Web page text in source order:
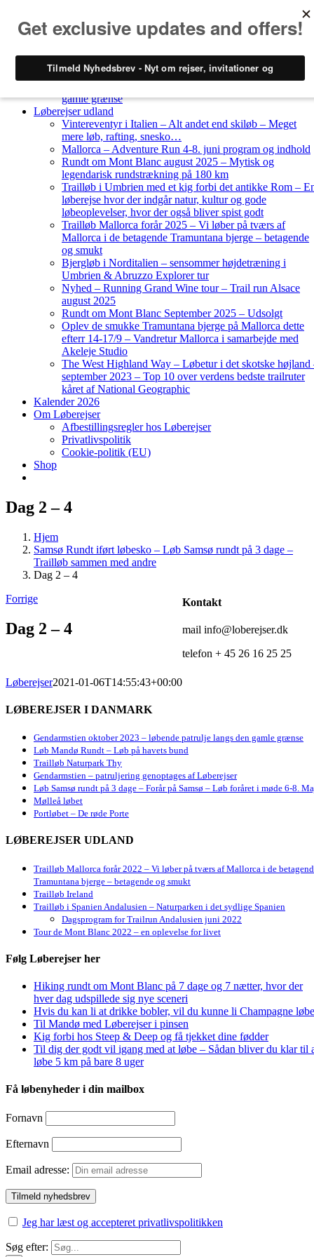
Løberejser Danmark
gamle grænse
Løberejser udland
Vintereventyr i Italien – Alt andet end skiløb – Meget
mere løb, rafting, snesko…
Mallorca – Adventure Run 4-8. juni program og indhold
Rundt om Mont Blanc august 2025 – Mytisk og
legendarisk rundstrækning på 180 km
Trailløb i Umbrien med et kig forbi det antikke Rom –
løberejse hvor der indgår natur, kultur og gode
løbeoplevelser, hvor der også bliver spist godt
Trailløb Mallorca forår 2025 – Vi løber på tværs af
Mallorca i de betagende Tramuntana bjerge – betagende
og smukt
Bjergløb i Norditalien – sensommer højdetræning i
Umbrien & Abruzzo Explorer tur
Nyhed – Running Grand Wine tour – Trail run Alsace
august 2025
Rundt om Mont Blanc September 2025 – Udsolgt
Oplev de smukke Tramuntana bjerge på Mallorca dette
efterr 14-17/9 – Vandretur Mallorca i samarbejde med
Akeleje Studio
The West Highland Way – Løbetur i det skotske højland
september 2023 – Top 10 over verdens bedste trailruter
kåret af National Geographic
Kalender 2026
Om Løberejser
Afbestillingsregler hos Løberejser
Privatlivspolitik
Cookie-politik (EU)
Shop
Dag 2 – 4
Hjem
Samsø Rundt iført løbesko – Løb Samsø rundt på 3 dage –
Trailløb sammen med andre
Dag 2 – 4
Forrige
Dag 2 – 4
Løberejser2021-01-06T14:55:43+00:00
LØBEREJSER I DANMARK
Gendarmstien oktober 2023 – løbende patrulje langs den gamle grænse
Løb Mandø Rundt – Løb på havets bund
Trailløb Naturpark Thy
Gendarmstien – patruljering genoptages af Løberejser
Løb Samsø rundt på 3 dage – Forår på Samsø – Løb foråret i møde 6-8.
Mølleå løbet
Portløbet – De røde Porte
LØBEREJSER UDLAND
Trailløb Mallorca forår 2022 – Vi løber på tværs af Mallorca i de
Tramuntana bjerge – betagende og smukt
Trailløb Ireland
Trailløb i Spanien Andalusien – Naturparken i det sydlige Spanien
Dagsprogram for Trailrun Andalusien juni 2022
Tour de Mont Blanc 2022 – en oplevelse for livet
Følg Løberejser her
Hiking rundt om Mont Blanc på 7 dage og 7 nætter, hvor der
hver dag udspillede sig nye sceneri
Hvis du kan li at drikke bobler, vil du kunne li Champagne
Til Mandø med Løberejser i pinsen
Kig forbi hos Steep & Deep og få tjekket dine fødder
Til dig der godt vil igang med at løbe – Sådan bliver du klar til
løbe 5 km på bare 8 uger
Få løbenyheder i din mailbox
Fornavn
Efternavn
Email adresse:
Jeg har læst og accepteret privatlivspolitikken
Søg efter:
Kontakt
mail info@loberejser.dk
telefon + 45 26 16 25 25